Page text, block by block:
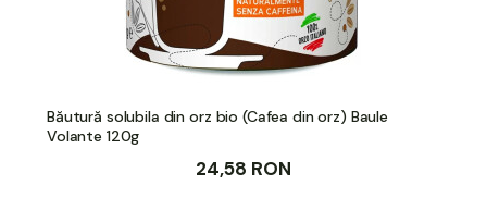
Băutură solubila din orz bio (Cafea din orz) Baule
Volante 120g
24,58 RON